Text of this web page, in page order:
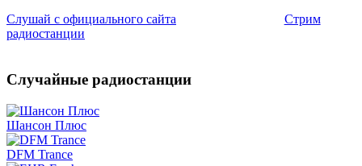
Слушай с официального сайта
Стрим
радиостанции
Случайные радиостанции
Шансон Плюс
DFM Trance